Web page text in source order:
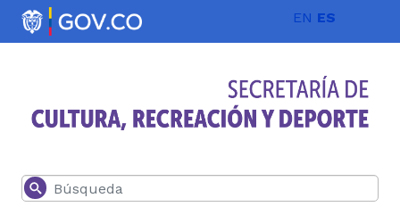
Pasar al contenido principal EN ES
Buscar